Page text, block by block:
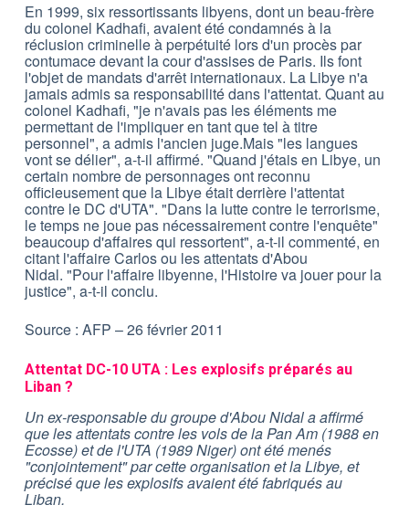
En 1999, six ressortissants libyens, dont un beau-frère
du colonel Kadhafi, avaient été condamnés à la
réclusion criminelle à perpétuité lors d'un procès par
contumace devant la cour d'assises de Paris. Ils font
l'objet de mandats d'arrêt internationaux. La Libye n'a
jamais admis sa responsabilité dans l'attentat. Quant au
colonel Kadhafi, "je n'avais pas les éléments me
permettant de l'impliquer en tant que tel à titre
personnel", a admis l'ancien juge.Mais "les langues
vont se délier", a-t-il affirmé. "Quand j'étais en Libye, un
certain nombre de personnages ont reconnu
officieusement que la Libye était derrière l'attentat
contre le DC d'UTA". "Dans la lutte contre le terrorisme,
le temps ne joue pas nécessairement contre l'enquête"
beaucoup d'affaires qui ressortent", a-t-il commenté, en
citant l'affaire Carlos ou les attentats d'Abou
Nidal. "Pour l'affaire libyenne, l'Histoire va jouer pour la
justice", a-t-il conclu.
Source : AFP – 26 février 2011
Attentat DC-10 UTA : Les explosifs préparés au
Liban ?
Un ex-responsable du groupe d'Abou Nidal a affirmé
que les attentats contre les vols de la Pan Am (1988 en
Ecosse) et de l'UTA (1989 Niger) ont été menés
"conjointement" par cette organisation et la Libye, et
précisé que les explosifs avaient été fabriqués au
Liban.